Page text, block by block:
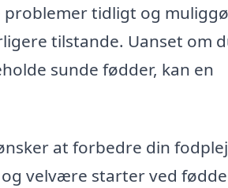
tidligt og
tilstande. Uanset om
sunde fødder, kan en
at forbedre din
velvære starter ved